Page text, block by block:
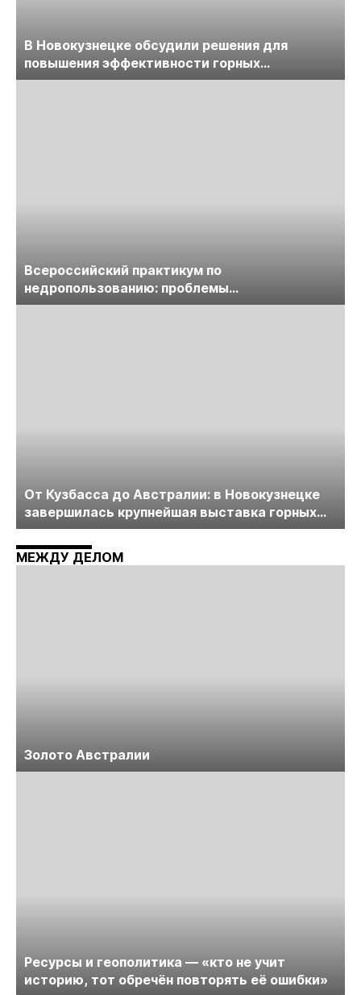
В Новокузнецке обсудили решения для
повышения эффективности горных
предприятий
Всероссийский практикум по
недропользованию: проблемы
лицензирования, цифровизации, экспертизы
От Кузбасса до Австралии: в Новокузнецке
завершилась крупнейшая выставка горных
технологий «Недра России. Уголь России и
Майнинг»
МЕЖДУ ДЕЛОМ
Золото Австралии
Ресурсы и геополитика — «кто не учит
историю, тот обречён повторять её ошибки»